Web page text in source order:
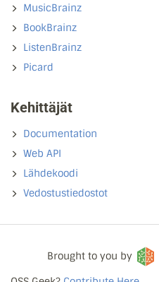
MusicBrainz
BookBrainz
ListenBrainz
Picard
Kehittäjät
Documentation
Web API
Lähdekoodi
Vedostustiedostot
Brought to you by